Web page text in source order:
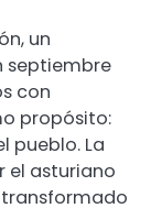
un
septiembre
con
propósito:
pueblo. La
el asturiano
transformado